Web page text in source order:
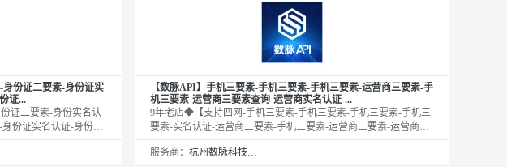
身份证二要素-身份证实
证...
证二要素-身份实名认
份证实名认证-身份实
证核验校验-身份实名
【数脉API】手机三要素-手机三要素-手机三要素-运营商三要素-手
机三要素-运营商三要素查询-运营商实名认证-...
9年老店◆【支持四网-手机三要素-手机三要素-手机三要素-手机三
要素-实名认证-运营商三要素-手机三要素-运营商三要素-运营商手
素-手机号验证-手机号实名校验-手机三要素-三网手机核验】传入
服务商： 杭州数脉科技有限公司